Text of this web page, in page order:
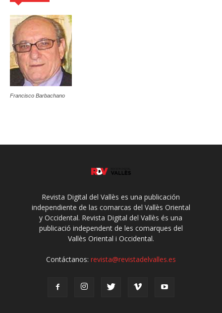
Francisco Barbachano
Revista Digital del Vallès es una publicación
independiente de las comarcas del Vallès Oriental
y Occidental. Revista Digital del Vallès és una
publicació independent de les comarques del
Vallès Oriental i Occidental.
Contáctanos: revista@revistadelvalles.es